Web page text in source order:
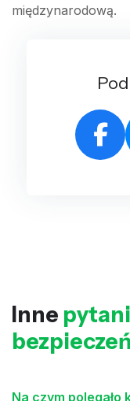
międzynarodową.
Inne
Na czym polegało